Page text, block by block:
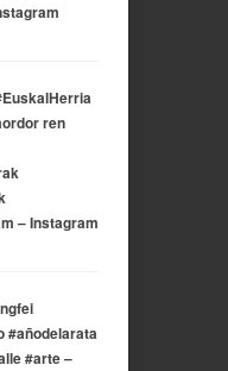
ren
– Instagram
#añodelarata
#arte –